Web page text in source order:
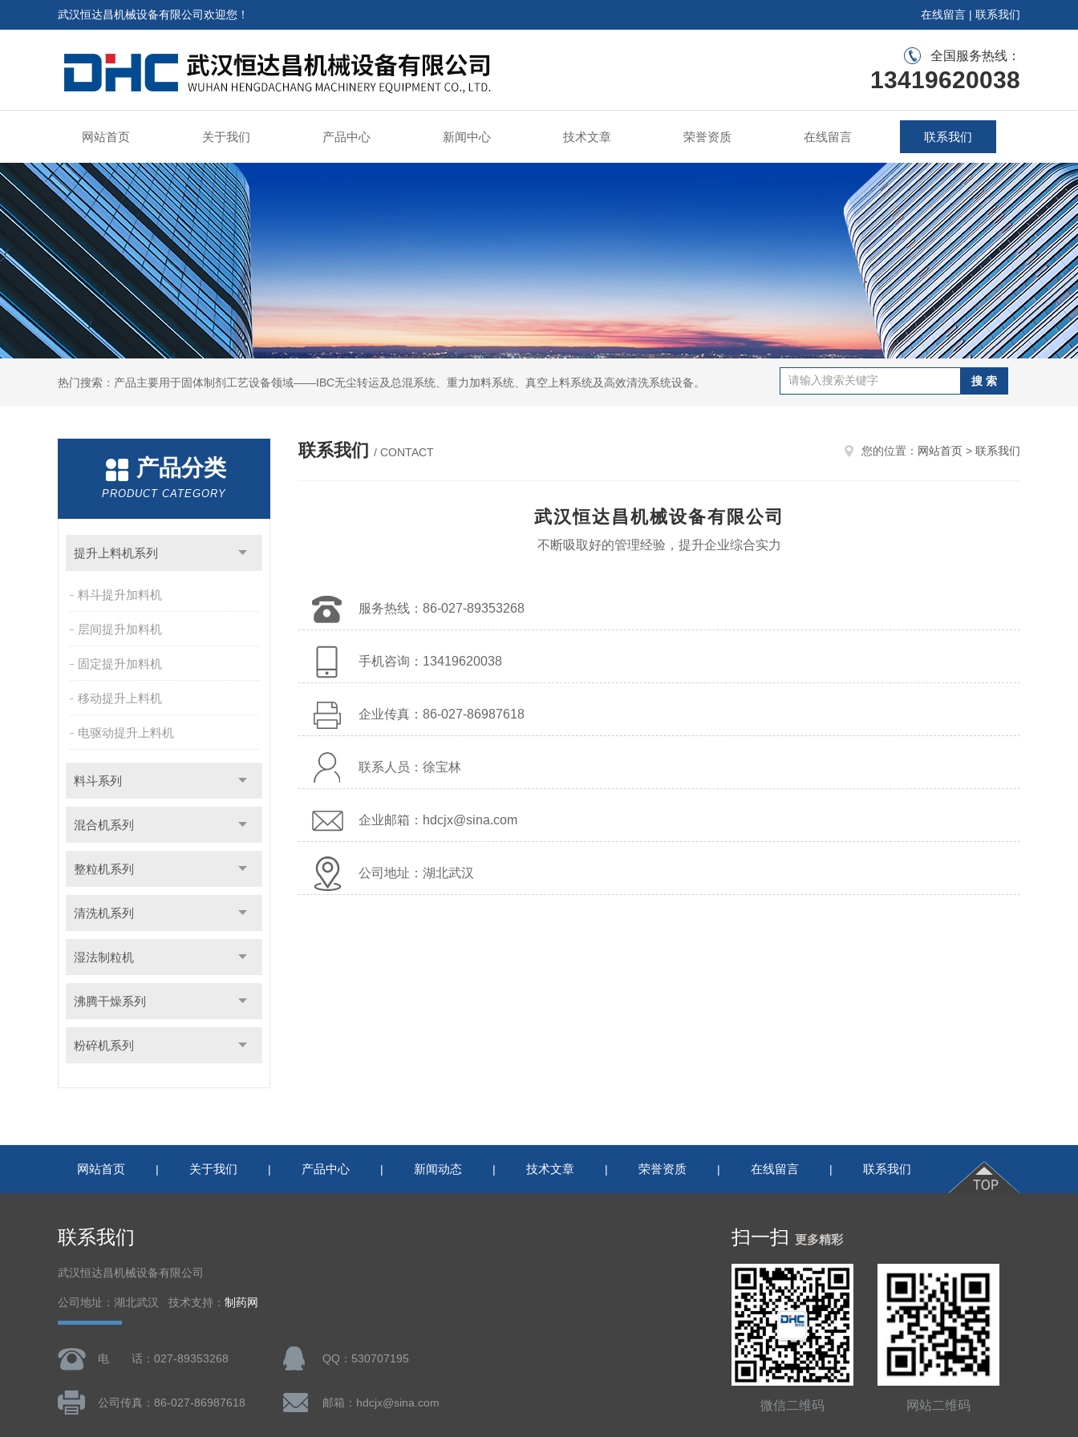
武汉恒达昌机械设备有限公司欢迎您！ 在线留言 | 联系我们
全国服务热线：
13419620038
网站首页 关于我们 产品中心 新闻中心 技术文章 荣誉资质 在线留言 联系我们
热门搜索：产品主要用于固体制剂工艺设备领域——IBC无尘转运及总混系统、重力加料系统、真空上料系统及高效清洗系统设备。
产品分类
PRODUCT CATEGORY
提升上料机系列
料斗提升加料机
层间提升加料机
固定提升加料机
移动提升上料机
电驱动提升上料机
料斗系列
混合机系列
整粒机系列
清洗机系列
湿法制粒机
沸腾干燥系列
粉碎机系列
联系我们 / CONTACT 您的位置： 网站首页 > 联系我们
武汉恒达昌机械设备有限公司
不断吸取好的管理经验，提升企业综合实力
服务热线：86-027-89353268
手机咨询：13419620038
企业传真：86-027-86987618
联系人员：徐宝林
企业邮箱：hdcjx@sina.com
公司地址：湖北武汉
网站首页 | 关于我们 | 产品中心 | 新闻动态 | 技术文章 | 荣誉资质 | 在线留言 | 联系我们
联系我们
武汉恒达昌机械设备有限公司
公司地址：湖北武汉 技术支持： 制药网
电 话：027-89353268 QQ：530707195
公司传真：86-027-86987618 邮箱：hdcjx@sina.com
扫一扫 更多精彩
微信二维码 网站二维码